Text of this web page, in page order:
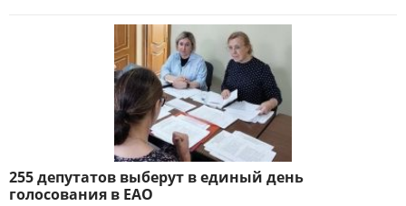
255 депутатов выберут в единый день
голосования в ЕАО